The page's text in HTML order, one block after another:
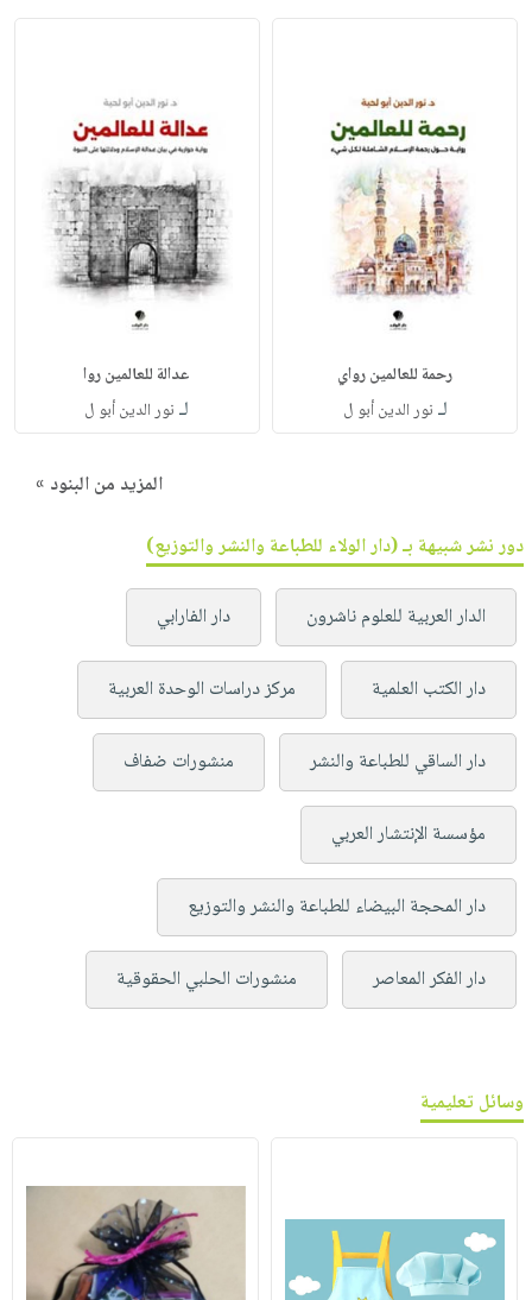
رحمة للعالمين رواي
لـ نور الدين أبو ل
عدالة للعالمين روا
لـ نور الدين أبو ل
المزيد من البنود »
دور نشر شبيهة بـ (دار الولاء للطباعة والنشر والتوزيع)
الدار العربية للعلوم ناشرون دار الفارابي
دار الكتب العلمية مركز دراسات الوحدة العربية
دار الساقي للطباعة والنشر منشورات ضفاف
مؤسسة الإنتشار العربي
دار المحجة البيضاء للطباعة والنشر والتوزيع
دار الفكر المعاصر منشورات الحلبي الحقوقية
وسائل تعليمية